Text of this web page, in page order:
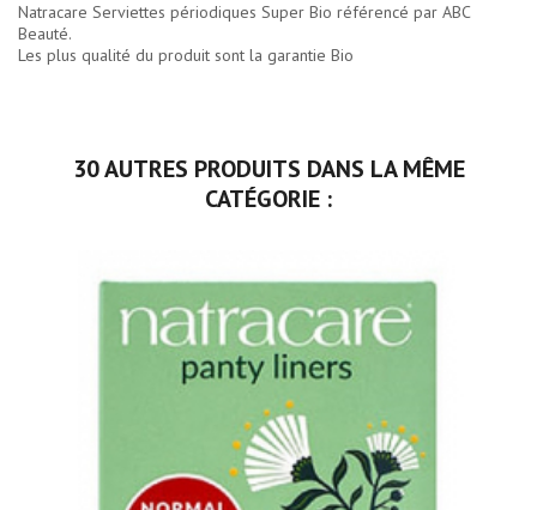
Natracare Serviettes périodiques Super Bio référencé par ABC
Beauté.
Les plus qualité du produit sont la garantie Bio
30 AUTRES PRODUITS DANS LA MÊME
CATÉGORIE :